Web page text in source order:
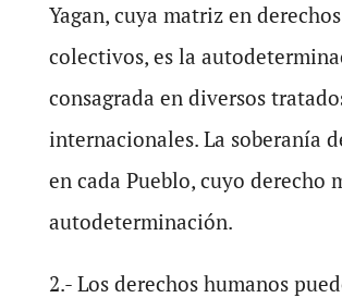
Yagan, cuya matriz en
colectivos, es la
consagrada en diversos
internacionales. La soberanía
en cada Pueblo, cuyo derecho
autodeterminación.
2.- Los derechos humanos